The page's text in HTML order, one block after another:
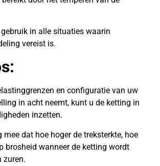
in alle situaties waarin
vereist is.
en configuratie van uw
in acht neemt, kunt u de ketting in
inzetten.
mee dat hoe hoger de treksterkte, hoe
brosheid wanneer de ketting wordt
zuren.